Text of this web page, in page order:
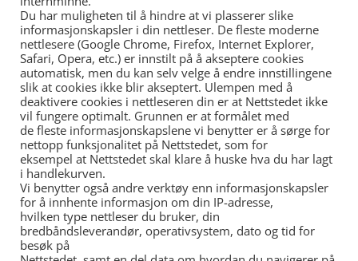
LES MER »
Du har muligheten til å hindre at vi plasserer slike
informasjonskapsler i din nettleser. De fleste moderne
nettlesere (Google Chrome, Firefox, Internet Explorer,
Safari, Opera, etc.) er innstilt på å akseptere cookies
automatisk, men du kan selv velge å endre innstillingene
slik at cookies ikke blir akseptert. Ulempen med å
deaktivere cookies i nettleseren din er at Nettstedet ikke
vil fungere optimalt. Grunnen er at formålet med
de fleste informasjonskapslene vi benytter er å sørge for
nettopp funksjonalitet på Nettstedet, som for
eksempel at Nettstedet skal klare å huske hva du har lagt
i handlekurven.
Vi benytter også andre verktøy enn informasjonskapsler
for å innhente informasjon om din IP-adresse,
hvilken type nettleser du bruker, din
bredbåndsleverandør, operativsystem, dato og tid for
besøk på